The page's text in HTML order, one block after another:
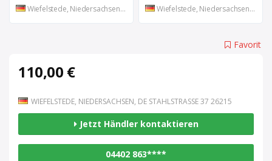
Wiefelstede, Niedersachsen, DE Wiefelstede, Niedersachsen, DE
Favorit
110,00 €
WIEFELSTEDE, NIEDERSACHSEN, DE STAHLSTRASSE 37 26215
Jetzt Händler kontaktieren
04402 863****